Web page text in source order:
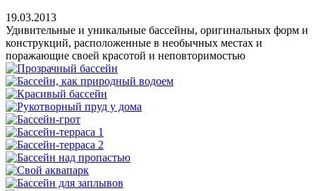
19.03.2013
Удивительные и уникальные бассейны, оригинальных форм и
конструкций, расположенные в необычных местах и
поражающие своей красотой и неповторимостью